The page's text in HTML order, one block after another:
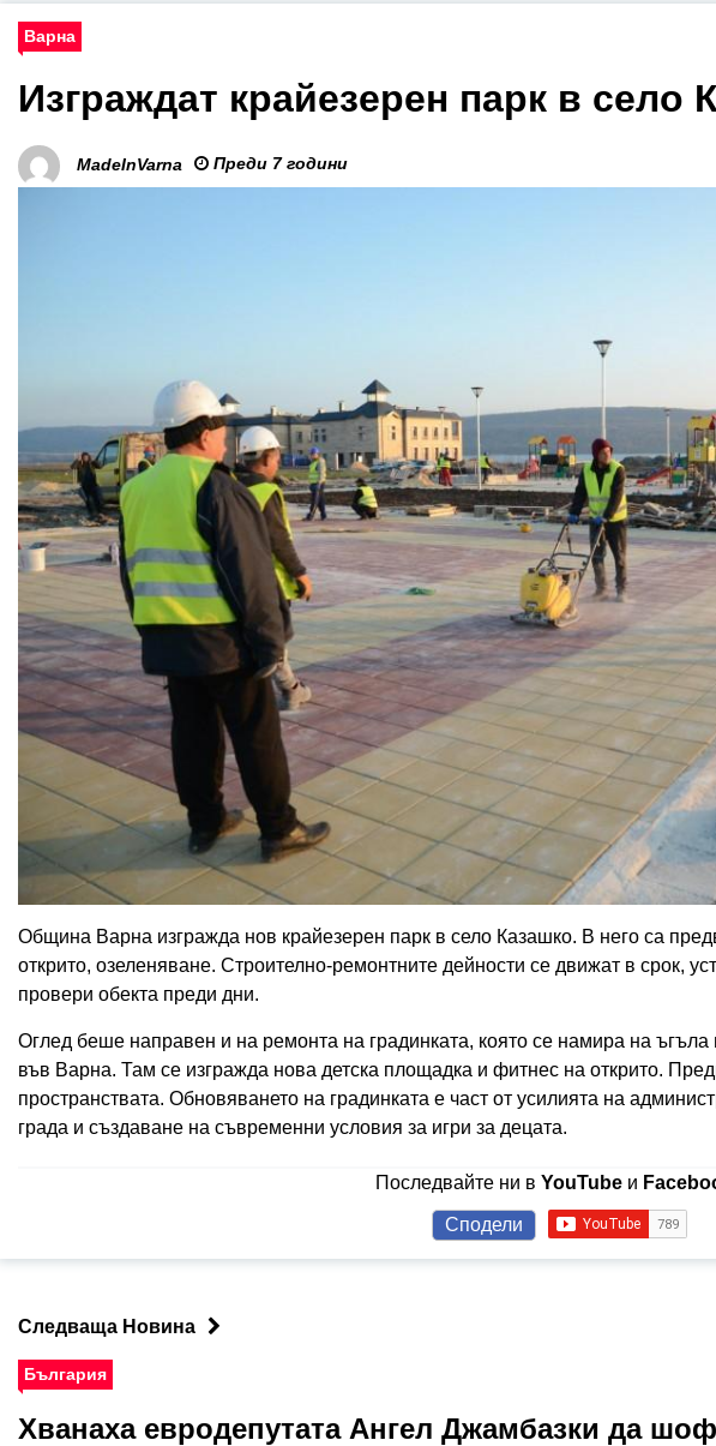
Варна
Изграждат крайезерен парк в село
MadeInVarna Преди 7 години
Община Варна изгражда нов крайезерен парк в село Казашко. В него са
открито, озеленяване. Строително-ремонтните дейности се движат в срок,
провери обекта преди дни.
Оглед беше направен и на ремонта на градинката, която се намира на ъгъла
във Варна. Там се изгражда нова детска площадка и фитнес на открито.
пространствата. Обновяването на градинката е част от усилията на
града и създаване на съвременни условия за игри за децата.
Последвайте ни вYouTube и
Сподели
Следваща Новина
България
Хванаха евродепутата Ангел Джамбазки да